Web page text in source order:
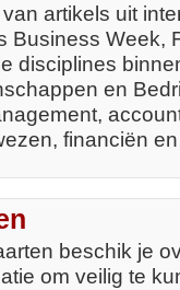
artikels uit
Business Week,
disciplines
en
financiën
beschik je
om veilig te